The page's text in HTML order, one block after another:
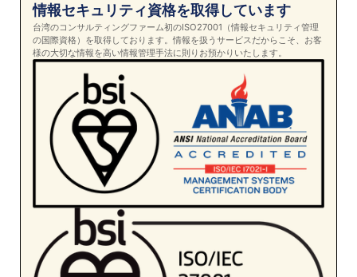
情報セキュリティ資格を取得しています
台湾のコンサルティングファーム初のISO27001（情報セキュリティ管理
の国際資格）を取得しております。情報を扱うサービスだからこそ、お客
様の大切な情報を高い情報管理手法に則りお預かりいたします。